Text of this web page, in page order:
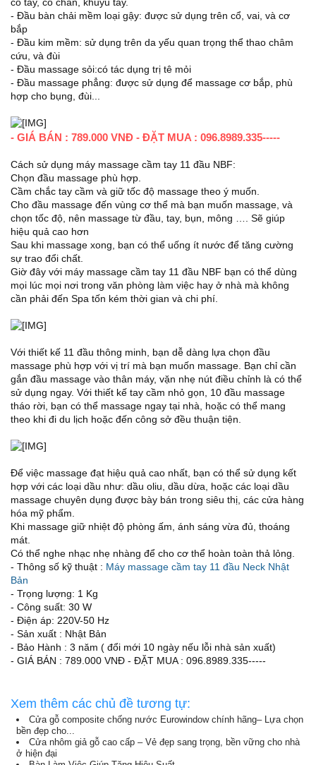
- Đầu bàn chải mềm loại gậy: được sử dụng trên cổ, vai, và cơ
bắp
- Đầu kim mềm: sử dụng trên da yếu quan trọng thể thao châm
cứu, và đùi
- Đầu massage sỏi:có tác dụng trị tê mỏi
- Đầu massage phẳng: được sử dụng để massage cơ bắp, phù
hợp cho bụng, đùi...
- GIÁ BÁN : 789.000 VNĐ - ĐẶT MUA : 096.8989.335-----
Cách sử dụng máy massage cầm tay 11 đầu NBF:
Chọn đầu massage phù hợp.
Cầm chắc tay cầm và giữ tốc độ massage theo ý muốn.
Cho đầu massage đến vùng cơ thể mà bạn muốn massage, và
chọn tốc độ, nên massage từ đầu, tay, bụn, mông …. Sẽ giúp
hiệu quả cao hơn
Sau khi massage xong, bạn có thể uống ít nước để tăng cường
sự trao đổi chất.
Giờ đây với máy massage cầm tay 11 đầu NBF bạn có thể dùng
mọi lúc mọi nơi trong văn phòng làm việc hay ở nhà mà không
cần phải đến Spa tốn kém thời gian và chi phí.
Với thiết kế 11 đầu thông minh, bạn dễ dàng lựa chọn đầu
massage phù hợp với vị trí mà bạn muốn massage. Bạn chỉ cần
gắn đầu massage vào thân máy, vặn nhẹ nút điều chỉnh là có thể
sử dụng ngay. Với thiết kế tay cầm nhỏ gọn, 10 đầu massage
tháo rời, bạn có thể massage ngay tại nhà, hoặc có thể mang
theo khi đi du lịch hoặc đến công sở đều thuận tiện.
Để việc massage đạt hiệu quả cao nhất, bạn có thể sử dụng kết
hợp với các loại dầu như: dầu oliu, dầu dừa, hoặc các loại dầu
massage chuyên dụng được bày bán trong siêu thị, các cửa hàng
hóa mỹ phẩm.
Khi massage giữ nhiệt độ phòng ấm, ánh sáng vừa đủ, thoáng
mát.
Có thể nghe nhạc nhẹ nhàng để cho cơ thể hoàn toàn thả lỏng.
- Thông số kỹ thuật : Máy massage cầm tay 11 đầu Neck Nhật
Bản
- Trọng lượng: 1 Kg
- Công suất: 30 W
- Điện áp: 220V-50 Hz
- Sản xuất : Nhật Bản
- Bảo Hành : 3 năm ( đổi mới 10 ngày nếu lỗi nhà sản xuất)
- GIÁ BÁN : 789.000 VNĐ - ĐẶT MUA : 096.8989.335-----
Xem thêm các chủ đề tương tự:
Cửa gỗ composite chống nước Eurowindow chính hãng– Lựa chọn
bền đẹp cho...
Cửa nhôm giả gỗ cao cấp – Vẻ đẹp sang trọng, bền vững cho nhà
ở hiện đại